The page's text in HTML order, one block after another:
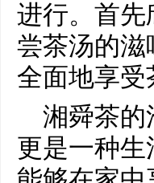
进行。首先
尝茶汤的滋
全面地享受
湘舜茶的
更是一种